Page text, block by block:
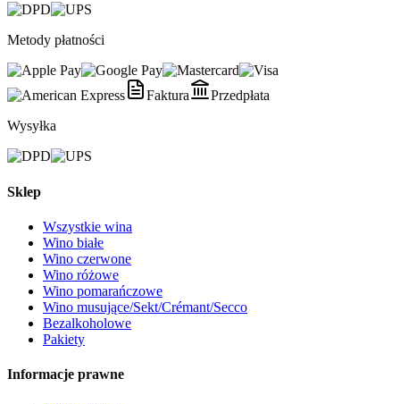
Metody płatności
Faktura
Przedpłata
Wysyłka
Sklep
Wszystkie wina
Wino białe
Wino czerwone
Wino różowe
Wino pomarańczowe
Wino musujące/Sekt/Crémant/Secco
Bezalkoholowe
Pakiety
Informacje prawne